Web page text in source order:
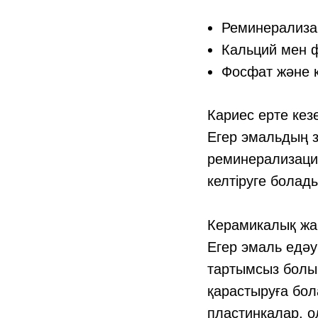
Кальций мен
Фосфат және
Кариес ерте
Егер эмальдың
келтіруге
Керамикалық
Егер эмаль
тартымсыз
қарастыруға
пластинкалар,